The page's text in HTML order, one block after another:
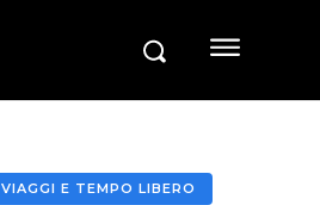
VIAGGI E TEMPO LIBERO